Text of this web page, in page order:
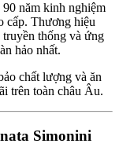
năm kinh nghiệm
cấp. Thương hiệu
thống và ứng
hảo nhất.
chất lượng và ăn
trên toàn châu Âu.
Simonini